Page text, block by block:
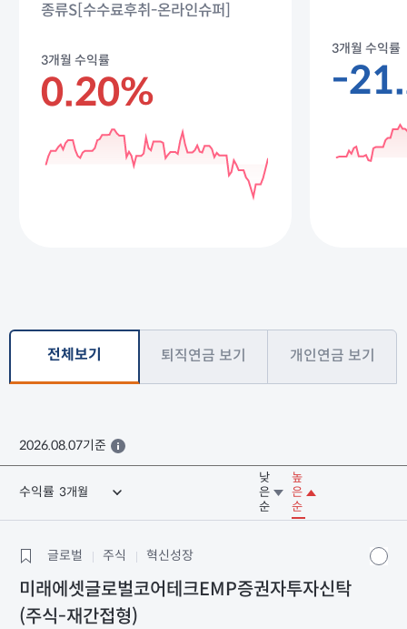
종류S[수수료후취-온라인슈퍼]
3개월 수익률
0.20%
3개월 수익률
-
전체보기 퇴직연금 보기 개인연금 보기
2026.08.07기준
수익률
낮
은
순
높
은
순
글로벌 주식 혁신성장
미래에셋글로벌코어테크EMP증권자투자신탁
(주식-재간접형)